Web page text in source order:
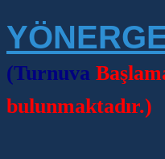
(Turnuva
bulunmaktadır.)